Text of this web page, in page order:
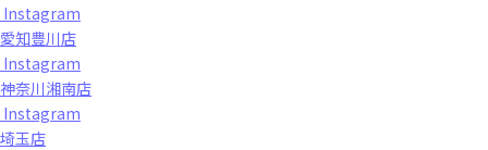
Instagram
愛知豊川店
Instagram
神奈川湘南店
Instagram
埼玉店